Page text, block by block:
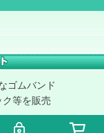
ゴムバンド
等を販売